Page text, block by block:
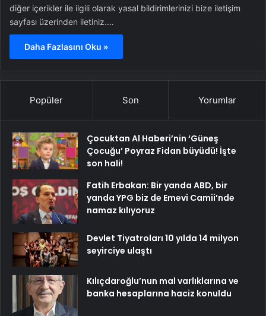
diğer içerikler ile ilgili olarak yasal bildirimlerinizi bize iletişim
sayfası üzerinden iletiniz.…
Daha Fazlasını Oku »
Popüler Son Yorumlar
Çocuktan Al Haberi’nin ‘Güneş
Çocuğu’ Poyraz Fidan büyüdü! İşte
son hali!
Fatih Erbakan: Bir yanda ABD, bir
yanda YPG biz de Emevi Camii’nde
namaz kılıyoruz
Devlet Tiyatroları 10 yılda 14 milyon
seyirciye ulaştı
Kılıçdaroğlu’nun mal varlıklarına ve
banka hesaplarına haciz konuldu